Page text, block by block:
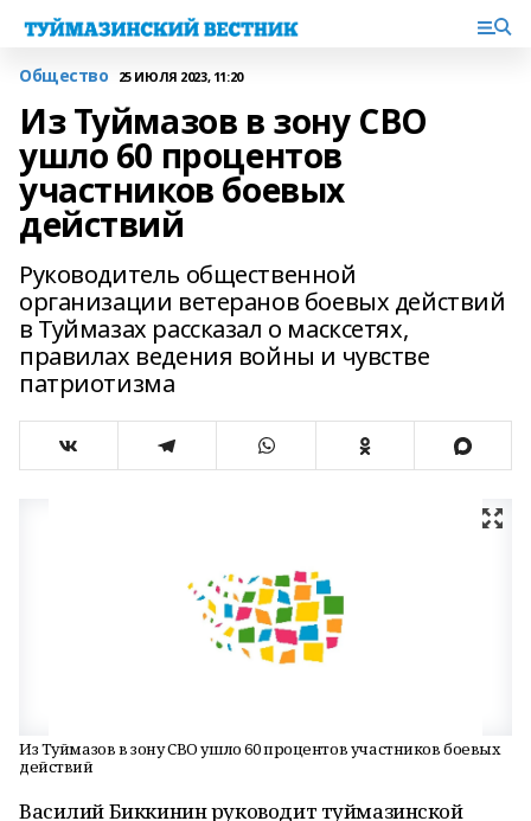
Общество 25 ИЮЛЯ 2023, 11:20
Из Туймазов в зону СВО
ушло 60 процентов
участников боевых
действий
Руководитель общественной
организации ветеранов боевых действий
в Туймазах рассказал о масксетях,
правилах ведения войны и чувстве
патриотизма
Из Туймазов в зону СВО ушло 60 процентов участников боевых
действий
Василий Биккинин руководит туймазинской